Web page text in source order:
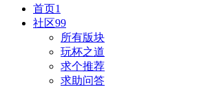
首页1
社区99
所有版块
玩杯之道
求个推荐
求助问答